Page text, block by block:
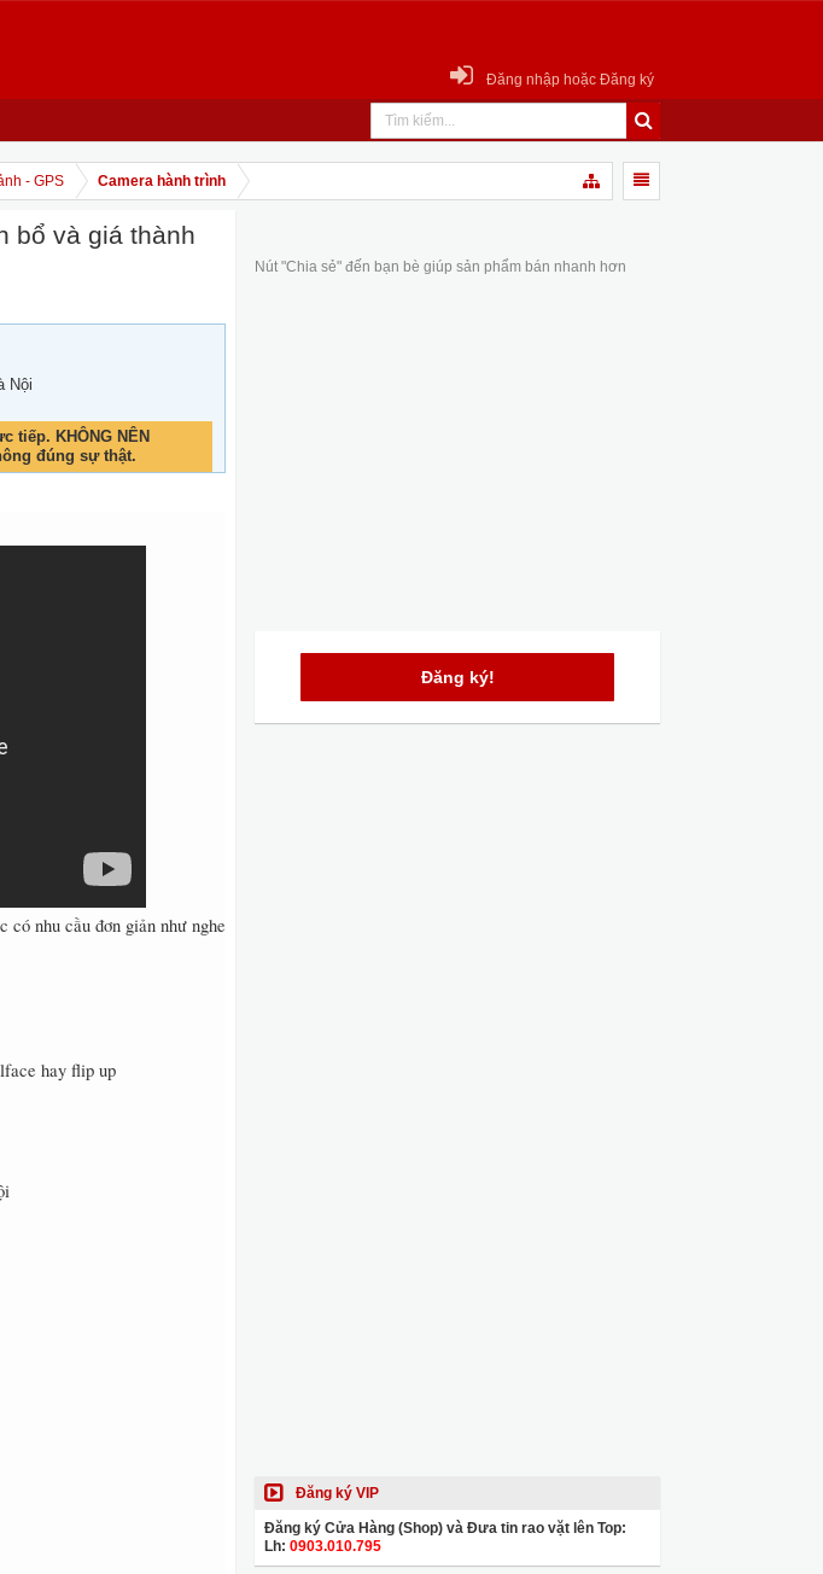
Đăng nhập hoặc Đăng ký
- GPS Camera hành trình
bổ và giá thành
Nội
tiếp. KHÔNG NÊN
đúng sự thật.
nhu cầu đơn giản như nghe
hay flip up
Nút "Chia sẻ" đến bạn bè giúp sản phẩm bán nhanh hơn
Đăng ký!
Đăng ký VIP
Đăng ký Cửa Hàng (Shop) và Đưa tin rao vặt lên Top:
Lh: 0903.010.795